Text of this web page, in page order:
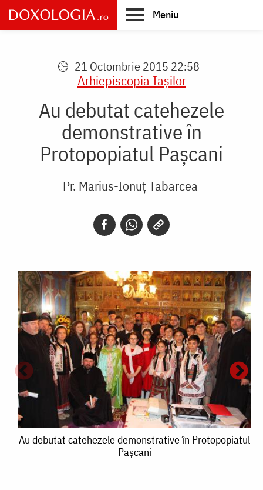
Skip
to
main
Meniu
21 Octombrie 2015 22:58
Arhiepiscopia Iaşilor
Au debutat catehezele
demonstrative în
Protopopiatul Paşcani
Pr. Marius-Ionuț Tabarcea
Au
Au debutat catehezele demonstrative în Protopopiatul
Paşcani